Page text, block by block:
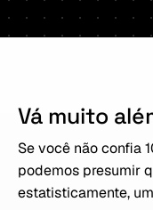
Vá muito
Se você não confia
podemos presumir
estatisticamente,